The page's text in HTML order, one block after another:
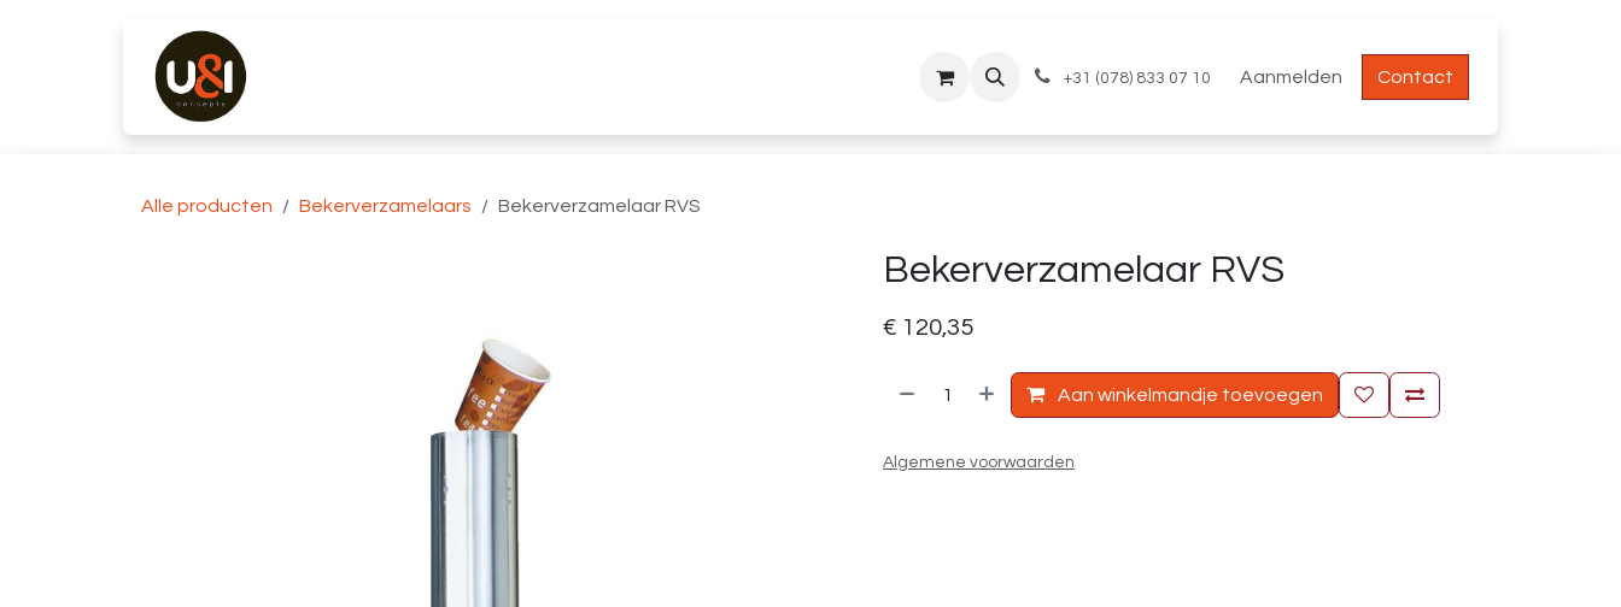
+31 (078) 833 07 10 Aanmelden Contact
Alle producten Bekerverzamelaars Bekerverzamelaar RVS
Bekerverzamelaar RVS
€ 120,35
Aan winkelmandje toevoegen
Algemene voorwaarden